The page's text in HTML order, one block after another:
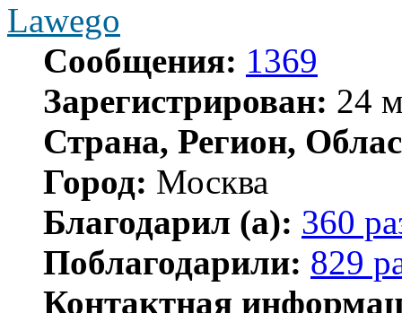
Lawego
Сообщения: 1369
Зарегистрирован: 24
Страна, Регион,
Город: Москва
Благодарил (а): 360
Поблагодарили: 829
Контактная